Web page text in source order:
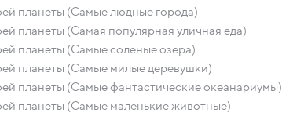
планеты (Самые людные города)
планеты (Самая популярная уличная еда)
планеты (Самые соленые озера)
планеты (Самые милые деревушки)
планеты (Самые фантастические океанариумы)
планеты (Самые маленькие животные)